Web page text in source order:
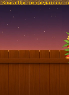
Книга Цветок